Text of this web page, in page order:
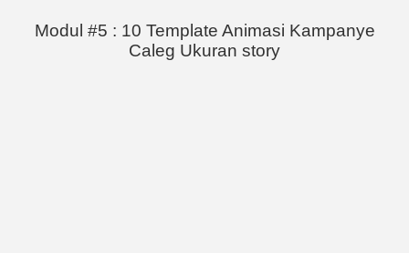
Modul #5 : 10 Template Animasi Kampanye
Caleg Ukuran story